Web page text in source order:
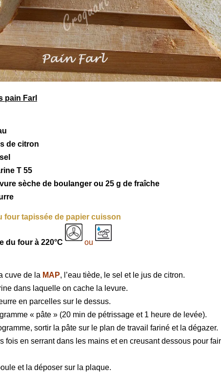
pain Farl
de citron
T 55
sèche de boulanger ou 25 g de fraîche
four tapissée de papier cuisson
du four à 220°C ou
cuve de la MAP, l’eau tiède, le sel et le jus de citron.
dans laquelle on cache la levure.
en parcelles sur le dessus.
« pâte » (20 min de pétrissage et 1 heure de levée).
sortir la pâte sur le plan de travail fariné et la dégazer.
fois en serrant dans les mains et en creusant dessous pour
et la déposer sur la plaque.